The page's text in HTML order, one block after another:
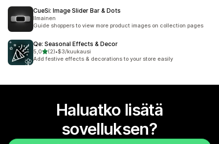
CueSi: Image Slider Bar & Dots
Ilmainen
Guide shoppers to view more product images on collection pages
Qe: Seasonal Effects & Decor
5,0/ 5 tähteä
(2)
2 arvostelua yhteensä
•$3/kuukausi
Add festive effects & decorations to your store easily
Haluatko lisätä
sovelluksen?